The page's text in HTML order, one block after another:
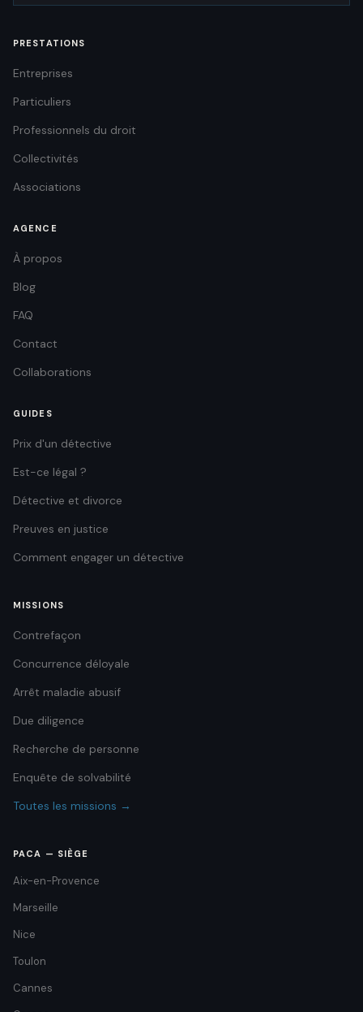
PRESTATIONS
Entreprises
Particuliers
Professionnels du droit
Collectivités
Associations
AGENCE
À propos
Blog
FAQ
Contact
Collaborations
GUIDES
Prix d'un détective
Est-ce légal ?
Détective et divorce
Preuves en justice
Comment engager un détective
MISSIONS
Contrefaçon
Concurrence déloyale
Arrêt maladie abusif
Due diligence
Recherche de personne
Enquête de solvabilité
Toutes les missions →
PACA — SIÈGE
Aix-en-Provence
Marseille
Nice
Toulon
Cannes